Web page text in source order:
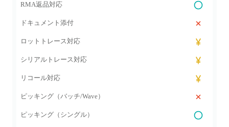
RMA返品対応
ドキュメント添付
ロットトレース対応
シリアルトレース対応
リコール対応
ピッキング（バッチ/Wave）
ピッキング（シングル）